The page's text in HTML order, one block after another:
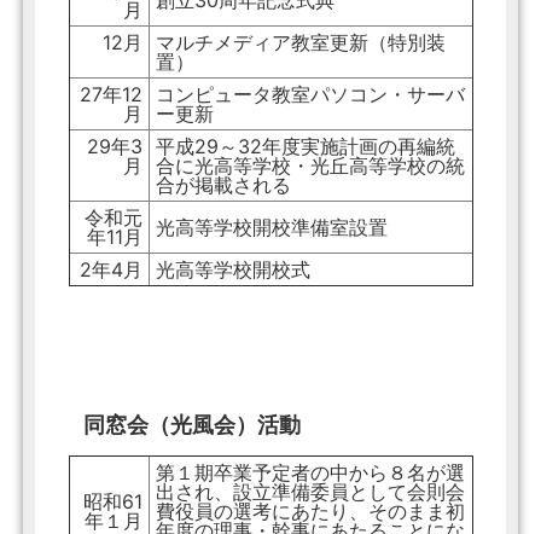
月
12月
マルチメディア教室更新（特別装
置）
27年12
月
コンピュータ教室パソコン・サーバ
ー更新
29年3
月
平成29～32年度実施計画の再編統
合に光高等学校・光丘高等学校の統
合が掲載される
令和元
年11月
光高等学校開校準備室設置
2年4月
光高等学校開校式
同窓会（光風会）活動
昭和61
年１月
第１期卒業予定者の中から８名が選
出され、設立準備委員として会則会
費役員の選考にあたり、そのまま初